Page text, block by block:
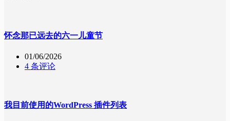
怀念那已远去的六一儿童节
01/06/2026
4 条评论
我目前使用的WordPress 插件列表